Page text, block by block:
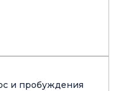
и пробуждения